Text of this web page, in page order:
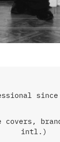
since
covers,
intl.)